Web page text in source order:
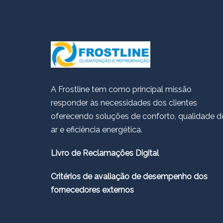
A Frostline tem como principal missão
responder às necessidades dos clientes
oferecendo soluções de conforto, qualidade
ar e eficiência energética.
Livro de Reclamações Digital
Critérios de avaliação de desempenho dos
fornecedores externos